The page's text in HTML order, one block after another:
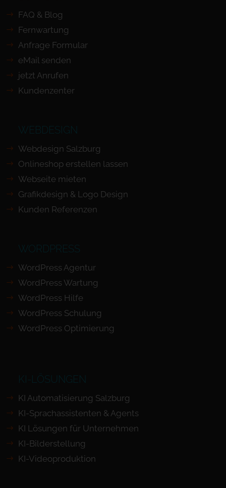
FAQ & Blog
Fernwartung
Anfrage Formular
eMail senden
jetzt Anrufen
Kundenzenter
WEBDESIGN
Webdesign Salzburg
Onlineshop erstellen lassen
Webseite mieten
Grafikdesign & Logo Design
Kunden Referenzen
WORDPRESS
WordPress Agentur
WordPress Wartung
WordPress Hilfe
WordPress Schulung
WordPress Optimierung
KI-LÖSUNGEN
KI Automatisierung Salzburg
KI-Sprachassistenten & Agents
KI Lösungen für Unternehmen
KI-Bilderstellung
KI-Videoproduktion